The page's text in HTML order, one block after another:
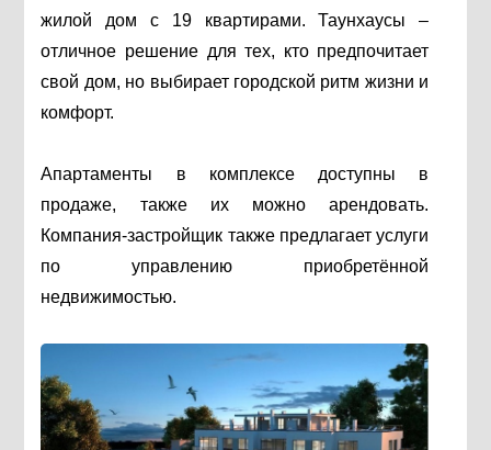
жилой дом с 19 квартирами. Таунхаусы –
отличное решение для тех, кто предпочитает
свой дом, но выбирает городской ритм жизни и
комфорт.
Апартаменты в комплексе доступны в
продаже, также их можно арендовать.
Компания-застройщик также предлагает услуги
по управлению приобретённой
недвижимостью.